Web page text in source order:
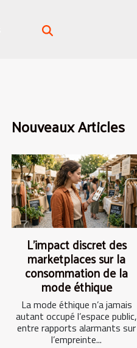
Nouveaux Articles
L’impact discret des
marketplaces sur la
consommation de la
mode éthique
La mode éthique n’a jamais
autant occupé l’espace public,
entre rapports alarmants sur
l’empreinte...